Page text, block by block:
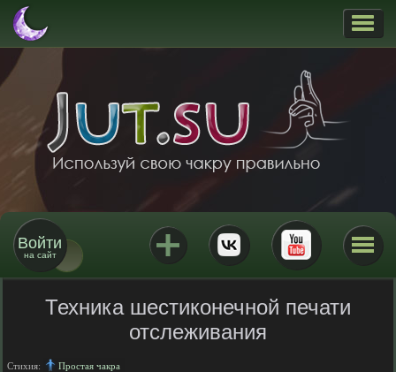
Войти
на сайт
Техника шестиконечной печати
отслеживания
Стихия: Простая чакра